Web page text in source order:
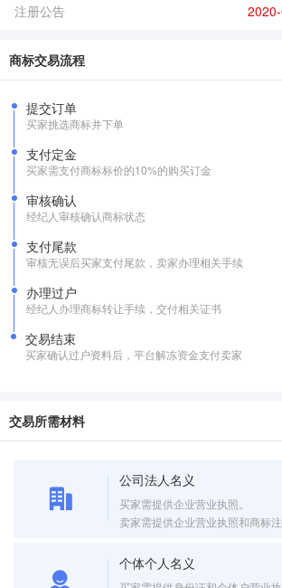
注册公告
商标交易流程
提交订单
买家挑选商标并下单
支付定金
买家需支付商标标价的10%的购买订金
审核确认
经纪人审核确认商标状态
支付尾款
审核无误后买家支付尾款，卖家办理相关手续
办理过户
经纪人办理商标转让手续，交付相关证书
交易结束
买家确认过户资料后，平台解冻资金支付卖家
交易所需材料
公司法人名义
买家需提供企业营业执照。
卖家需提供企业营业执照和商标注
个体个人名义